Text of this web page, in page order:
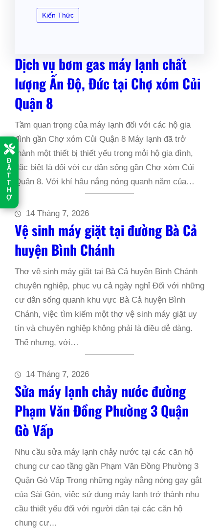
Đ
Ặ
T
T
H
Ợ
Kiến Thức
Dịch vụ bơm gas máy lạnh chất
lượng Ấn Độ, Đức tại Chợ xóm Củi
Quận 8
Tầm quan trọng của máy lạnh đối với các hộ gia
đình gần Chợ xóm Củi Quận 8 Máy lạnh đã trở
thành một thiết bị thiết yếu trong mỗi hộ gia đình,
đặc biệt là đối với cư dân sống gần Chợ xóm Củi
Quận 8. Với khí hậu nắng nóng quanh năm của…
14 Tháng 7, 2026
Vệ sinh máy giặt tại đường Bà Cả
huyện Bình Chánh
Thợ vệ sinh máy giặt tại Bà Cả huyện Bình Chánh
chuyên nghiệp, phục vụ cả ngày nghỉ Đối với những
cư dân sống quanh khu vực Bà Cả huyện Bình
Chánh, việc tìm kiếm một thợ vệ sinh máy giặt uy
tín và chuyên nghiệp không phải là điều dễ dàng.
Thế nhưng, với…
14 Tháng 7, 2026
Sửa máy lạnh chảy nước đường
Phạm Văn Đồng Phường 3 Quận
Gò Vấp
Nhu cầu sửa máy lạnh chảy nước tại các căn hộ
chung cư cao tầng gần Phạm Văn Đồng Phường 3
Quận Gò Vấp Trong những ngày nắng nóng gay gắt
của Sài Gòn, việc sử dụng máy lạnh trở thành nhu
cầu thiết yếu đối với người dân tại các căn hộ
chung cư…